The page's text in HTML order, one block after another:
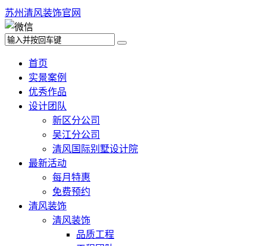
苏州清风装饰官网
首页
实景案例
优秀作品
设计团队
新区分公司
吴江分公司
清风国际别墅设计院
最新活动
每月特惠
免费预约
清风装饰
清风装饰
品质工程